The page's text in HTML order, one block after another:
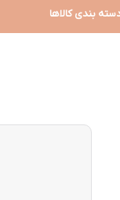
بندی کالاها